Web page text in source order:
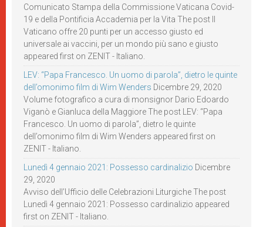
Comunicato Stampa della Commissione Vaticana Covid-
19 e della Pontificia Accademia per la Vita The post Il
Vaticano offre 20 punti per un accesso giusto ed
universale ai vaccini, per un mondo più sano e giusto
appeared first on ZENIT - Italiano.
LEV: “Papa Francesco. Un uomo di parola”, dietro le quinte
dell’omonimo film di Wim Wenders Dicembre 29, 2020
Volume fotografico a cura di monsignor Dario Edoardo
Viganò e Gianluca della Maggiore The post LEV: “Papa
Francesco. Un uomo di parola”, dietro le quinte
dell’omonimo film di Wim Wenders appeared first on
ZENIT - Italiano.
Lunedì 4 gennaio 2021: Possesso cardinalizio Dicembre
29, 2020
Avviso dell’Ufficio delle Celebrazioni Liturgiche The post
Lunedì 4 gennaio 2021: Possesso cardinalizio appeared
first on ZENIT - Italiano.